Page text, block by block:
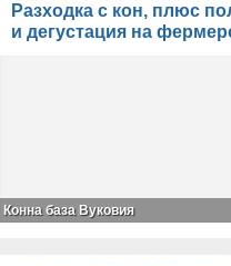
Разходка с кон, плюс
и дегустация на
Конна база Вуковия